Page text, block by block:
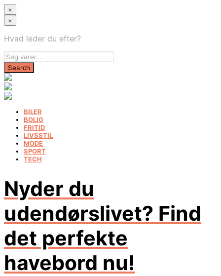
×
×
Hvad leder du efter?
BILER
BOLIG
FRITID
LIVSSTIL
MODE
SPORT
TECH
Nyder du
udendørslivet? Find
det perfekte
havebord nu!